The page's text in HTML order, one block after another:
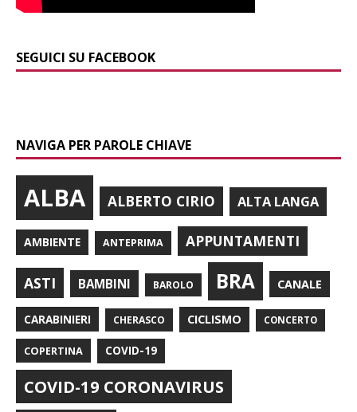
SEGUICI SU FACEBOOK
NAVIGA PER PAROLE CHIAVE
ALBA ALBERTO CIRIO ALTA LANGA
AMBIENTE ANTEPRIMA APPUNTAMENTI
ASTI BAMBINI BAROLO BRA CANALE
CARABINIERI CHERASCO CICLISMO CONCERTO
COPERTINA COVID-19
COVID-19 CORONAVIRUS